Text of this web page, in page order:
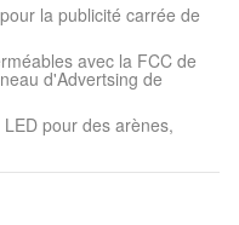
la publicité carrée de
avec la FCC de
d'Advertsing de
pour des arènes,